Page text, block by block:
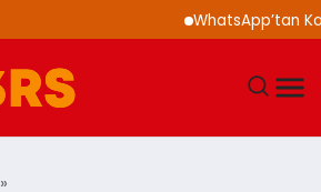
WhatsApp’tan